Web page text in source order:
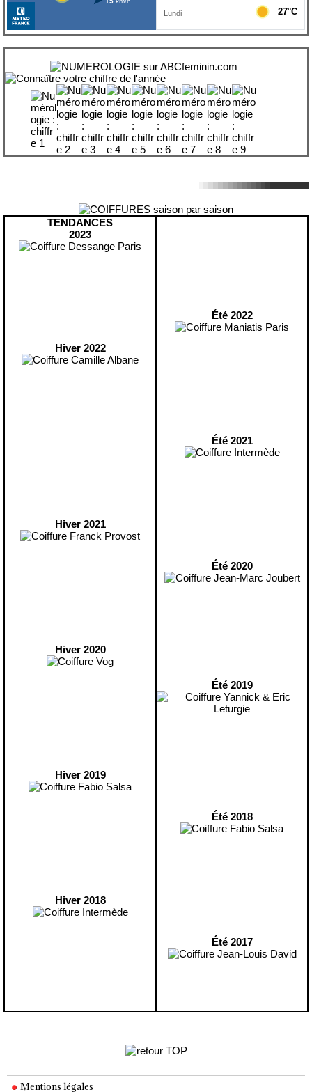
TENDANCES
2023
Hiver 2022
Hiver 2021
Hiver 2020
Hiver 2019
Hiver 2018
Été 2022
Été 2021
Été 2020
Été 2019
Été 2018
Été 2017
Mentions légales